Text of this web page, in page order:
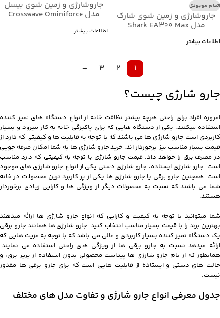
اتمام موجودی
جاروشارژی و زمین شوی شارک
مدل Shark EA300 Max
اطلاعات بیشتر
جاروشارژی و زمین شوی بیسل
مدل Crosswave Ominiforce
اطلاعات بیشتر
1
2
3
→
جارو شارژی چیست؟
امروزه افراد برای راحتی هرچه بیشتر نظافت خانه از انواع دستگاه های تمیز کننده
استفاده میکنند. یکی از دستگاه هایی که برای پاکیزگی خانه به کار میرود و بسیار
کاربردی است جارو شارژی ها می باشند که با توجه به قابلیت ها و کیفیتی که دارد از
قیمت بسیار مناسب نیز برخوردار اند. خرید جارو شارژی ها به شما امکان صرفه جویی
در مصرف برق را خواهد داد. قیمت جارو شارژی با توجه به کیفیتی که دارد مناسب
است. جارو شارژی ایستاده، جارو شارژی دستی یکی از انواع جارو شارژی های موجود
است. همچنین جارو برقی یا جارو شارژی ها یکی از پر کاربرد ترین محصولات در خانه
شما می باشند که نسبت به محصولات دیگر از ویژگی ها و کارایی زیادی برخوردار
هستند.
شما میتوانید با توجه به کیفیت و کارایی که انواع جارو شارژی ها ارائه میدهند
بهترین برند را با قیمت بسیار مناسب انتخاب کنید. جارو شارژی ها همانند جارو برقی
یک دستگاه تمیز کننده بسیار کاربردی و عالی می باشد که با توجه به مزیت هایی که
ارائه میدهد نسبت به جارو برقی ها از ویژگی های راحتی استفاده می نمایند.
همانطور که از نام جارو شارژی ها پیداست محصولی بدون استفاده از پریز برق، و
حالت های دستی و ایستاده از قابلیت هایی است که برای جارو برقی ها مقدور
نیست.
جدول معرفی انواع جارو شارژی و تفاوت مدل‌ های مختلف